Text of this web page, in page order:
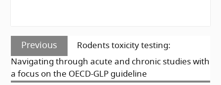
แนะแนว
เรื่อง
Previous
Previous
post:
Rodents toxicity testing:
Navigating through acute and chronic studies with
a focus on the OECD-GLP guideline